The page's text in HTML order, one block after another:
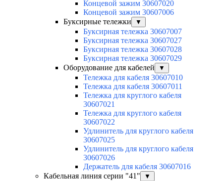
Концевой зажим 30607020
Концевой зажим 30607006
Буксирные тележки
▼
Буксирная тележка 30607007
Буксирная тележка 30607027
Буксирная тележка 30607028
Буксирная тележка 30607029
Оборудование для кабелей
▼
Тележка для кабеля 30607010
Тележка для кабеля 30607011
Тележка для круглого кабеля
30607021
Тележка для круглого кабеля
30607022
Удлинитель для круглого кабеля
30607025
Удлинитель для круглого кабеля
30607026
Держатель для кабеля 30607016
Кабельная линия серии "41"
▼